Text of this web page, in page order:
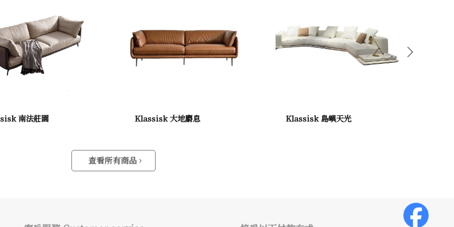
南法莊園 Klassisk 大地麝息 Klassisk 島嶼天光
下一頁
查看所有商品